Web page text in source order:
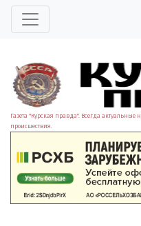
Газета "Курская правда". Всегда актуальные
происшествия.